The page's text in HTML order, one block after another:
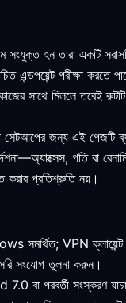
সংযুক্ত হন তারা একটি
এন্ডপয়েন্ট পরীক্ষা করতে
সাথে মিললে তবেই
সেটআপের জন্য এই পেজটি
গতি বা
প্রতিশ্রুতি নয়।
সমর্থিত; VPN ক্লায়েন্ট
সংযোগ তুলনা করুন।
বা পরবর্তী সংস্করণ